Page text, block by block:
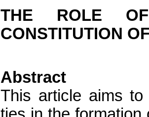
THE ROLE
CONSTITUTION
Abstract
This article aims